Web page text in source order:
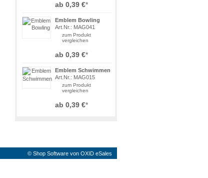
ab 0,39 €*
Emblem Bowling
Art.Nr.: MAG041
zum Produkt
vergleichen
ab 0,39 €*
Emblem Schwimmen
Art.Nr.: MAG015
zum Produkt
vergleichen
ab 0,39 €*
© Shop Software von OXID eSales